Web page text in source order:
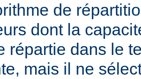
de
dont la
répartie dans le
mais il ne